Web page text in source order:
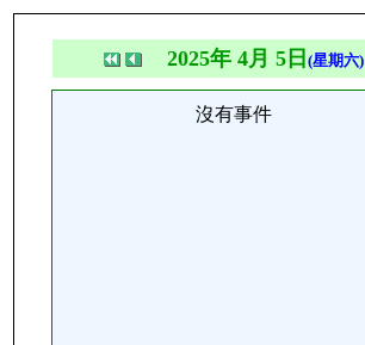
2025年 4月 5日 (星期六)
沒有事件